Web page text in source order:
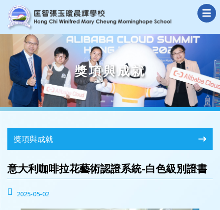
獎項與成就
獎項與成就
意大利咖啡拉花藝術認證系統-白色級別證書
2025-05-02